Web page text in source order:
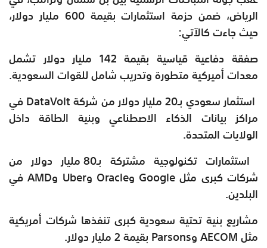
الرياض، ضمن حزمة استثمارات بقيمة 600 مليار دولار،
حيث جاءت كالآتي:
صفقة دفاعية قياسية بقيمة 142 مليار دولار تشمل
معدات أميركية متطورة وتدريب شامل للقوات السعودية.
استثمار سعودي بـ20 مليار دولار من شركة DataVolt في
مراكز بيانات الذكاء الاصطناعي وبنية الطاقة داخل
الولايات المتحدة.
استثمارات تكنولوجية مشتركة بـ80 مليار دولار من
شركات كبرى مثل Google وOracle وUber وAMD في
البلدين.
مشاريع بنية تحتية سعودية كبرى تنفذها شركات أمريكية
مثل AECOM وParsons بقيمة 2 مليار دولار.